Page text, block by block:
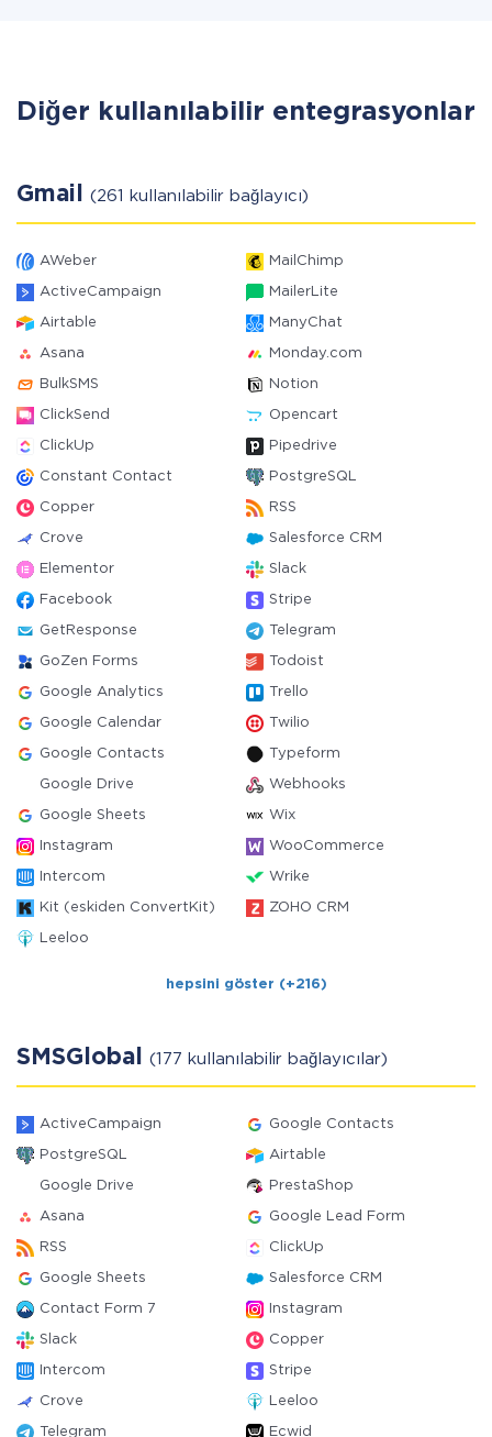
Diğer kullanılabilir entegrasyonlar
Gmail (261 kullanılabilir bağlayıcı)
AWeber MailChimp
ActiveCampaign MailerLite
Airtable ManyChat
Asana Monday.com
BulkSMS Notion
ClickSend Opencart
ClickUp Pipedrive
Constant Contact PostgreSQL
Copper RSS
Crove Salesforce CRM
Elementor Slack
Facebook Stripe
GetResponse Telegram
GoZen Forms Todoist
Google Analytics Trello
Google Calendar Twilio
Google Contacts Typeform
Google Drive Webhooks
Google Sheets Wix
Instagram WooCommerce
Intercom Wrike
Kit (eskiden ConvertKit) ZOHO CRM
Leeloo
hepsini göster (+216)
SMSGlobal (177 kullanılabilir bağlayıcılar)
ActiveCampaign Google Contacts
PostgreSQL Airtable
Google Drive PrestaShop
Asana Google Lead Form
RSS ClickUp
Google Sheets Salesforce CRM
Contact Form 7 Instagram
Slack Copper
Intercom Stripe
Crove Leeloo
Telegram Ecwid